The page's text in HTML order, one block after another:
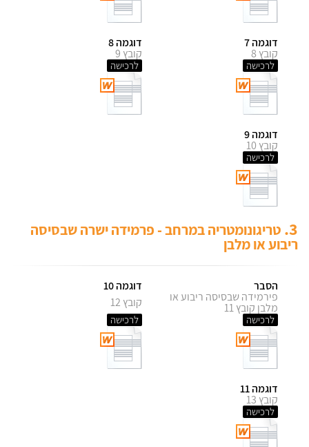
דוגמה 7
קובץ 8
לרכישה
דוגמה 8
קובץ 9
לרכישה
דוגמה 9
קובץ 10
לרכישה
3. טריגונומטריה במרחב - פרמידה ישרה שבסיסה
ריבוע או מלבן
הסבר
פירמידה שבסיסה ריבוע או
מלבן קובץ 11
לרכישה
דוגמה 10
קובץ 12
לרכישה
דוגמה 11
קובץ 13
לרכישה